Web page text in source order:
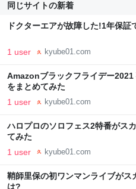
同じサイトの新着
ドクターエアが故障した!1年保証
1 user kyube01.com
Amazonブラックフライデー
をまとめてみた
1 user kyube01.com
ハロプロのソロフェス2特番がス
てみた
1 user kyube01.com
鞘師里保の初ワンマンライブが
は?